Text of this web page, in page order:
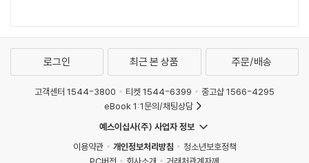
로그인 최근 본 상품 주문/배송
고객센터 1544-3800 티켓 1544-6399
중고샵 1566-4295
eBook 1:1문의/채팅상담
예스이십사(주) 사업자 정보
이용약관
개인정보처리방침
청소년보호정책
PC버전
회사소개 거래처관계자께